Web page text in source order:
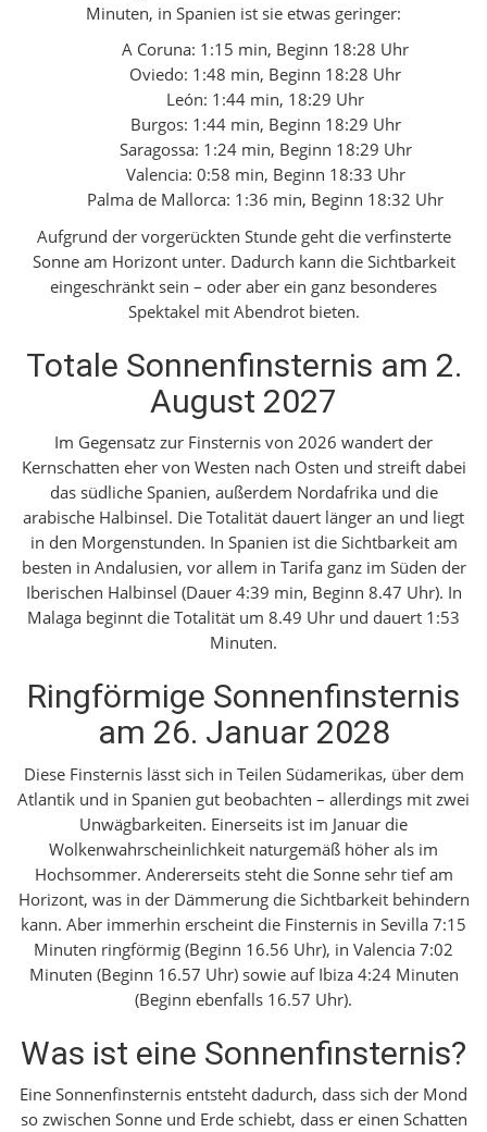
Minuten, in Spanien ist sie etwas geringer:
A Coruna: 1:15 min, Beginn 18:28 Uhr
Oviedo: 1:48 min, Beginn 18:28 Uhr
León: 1:44 min, 18:29 Uhr
Burgos: 1:44 min, Beginn 18:29 Uhr
Saragossa: 1:24 min, Beginn 18:29 Uhr
Valencia: 0:58 min, Beginn 18:33 Uhr
Palma de Mallorca: 1:36 min, Beginn 18:32 Uhr
Aufgrund der vorgerückten Stunde geht die verfinsterte
Sonne am Horizont unter. Dadurch kann die Sichtbarkeit
eingeschränkt sein – oder aber ein ganz besonderes
Spektakel mit Abendrot bieten.
Totale Sonnenfinsternis am 2.
August 2027
Im Gegensatz zur Finsternis von 2026 wandert der
Kernschatten eher von Westen nach Osten und streift dabei
das südliche Spanien, außerdem Nordafrika und die
arabische Halbinsel. Die Totalität dauert länger an und liegt
in den Morgenstunden. In Spanien ist die Sichtbarkeit am
besten in Andalusien, vor allem in Tarifa ganz im Süden der
Iberischen Halbinsel (Dauer 4:39 min, Beginn 8.47 Uhr). In
Malaga beginnt die Totalität um 8.49 Uhr und dauert 1:53
Minuten.
Ringförmige Sonnenfinsternis
am 26. Januar 2028
Diese Finsternis lässt sich in Teilen Südamerikas, über dem
Atlantik und in Spanien gut beobachten – allerdings mit zwei
Unwägbarkeiten. Einerseits ist im Januar die
Wolkenwahrscheinlichkeit naturgemäß höher als im
Hochsommer. Andererseits steht die Sonne sehr tief am
Horizont, was in der Dämmerung die Sichtbarkeit behindern
kann. Aber immerhin erscheint die Finsternis in Sevilla 7:15
Minuten ringförmig (Beginn 16.56 Uhr), in Valencia 7:02
Minuten (Beginn 16.57 Uhr) sowie auf Ibiza 4:24 Minuten
(Beginn ebenfalls 16.57 Uhr).
Was ist eine Sonnenfinsternis?
Eine Sonnenfinsternis entsteht dadurch, dass sich der Mond
so zwischen Sonne und Erde schiebt, dass er einen Schatten